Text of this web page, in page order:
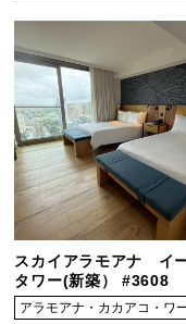
スカイアラモアナ イ
タワー(新築） #3608
アラモアナ・カカアコ・ワ